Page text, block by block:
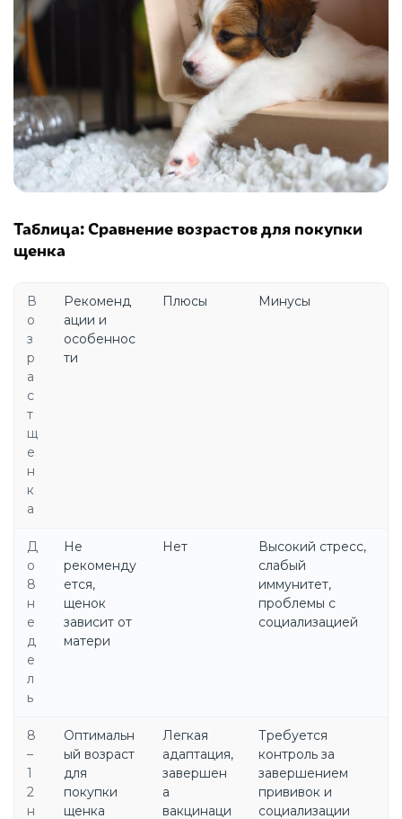
Таблица: Сравнение возрастов для покупки
щенка
В
о
з
р
а
с
т
щ
е
н
к
а
Рекоменд
ации и
особеннос
ти
Плюсы Минусы
Д
о
8
н
е
д
е
л
ь
Не
рекоменду
ется,
щенок
зависит от
матери
Нет
Высокий стресс,
слабый
иммунитет,
проблемы с
социализацией
8
–
1
2
н
Оптимальн
ый возраст
для
покупки
щенка
Легкая
адаптация,
завершен
а
вакцинаци
Требуется
контроль за
завершением
прививок и
социализации